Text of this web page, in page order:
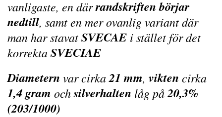
vanligaste, en därrandskriften börjar
nedtill, samt en mer ovanlig variant där
man har stavatSVECAE i stället för det
korrektaSVECIAE
Diametern var cirka21 mm, vikten cirka
1,4 gram ochsilverhalten låg på20,3%
(203/1000)